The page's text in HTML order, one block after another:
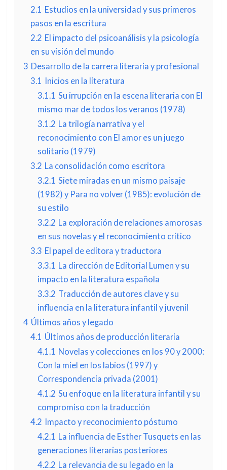
2.1 Estudios en la universidad y sus primeros
pasos en la escritura
2.2 El impacto del psicoanálisis y la psicología
en su visión del mundo
3 Desarrollo de la carrera literaria y profesional
3.1 Inicios en la literatura
3.1.1 Su irrupción en la escena literaria con El
mismo mar de todos los veranos (1978)
3.1.2 La trilogía narrativa y el
reconocimiento con El amor es un juego
solitario (1979)
3.2 La consolidación como escritora
3.2.1 Siete miradas en un mismo paisaje
(1982) y Para no volver (1985): evolución de
su estilo
3.2.2 La exploración de relaciones amorosas
en sus novelas y el reconocimiento crítico
3.3 El papel de editora y traductora
3.3.1 La dirección de Editorial Lumen y su
impacto en la literatura española
3.3.2 Traducción de autores clave y su
influencia en la literatura infantil y juvenil
4 Últimos años y legado
4.1 Últimos años de producción literaria
4.1.1 Novelas y colecciones en los 90 y 2000:
Con la miel en los labios (1997) y
Correspondencia privada (2001)
4.1.2 Su enfoque en la literatura infantil y su
compromiso con la traducción
4.2 Impacto y reconocimiento póstumo
4.2.1 La influencia de Esther Tusquets en las
generaciones literarias posteriores
4.2.2 La relevancia de su legado en la